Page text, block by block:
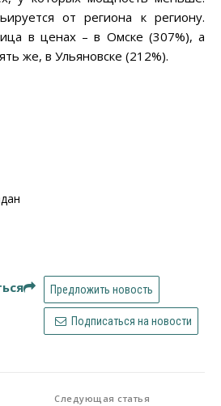
от региона к региону.
в ценах – в Омске (307%), а
же, в Ульяновске (212%).
Предложить новость
Подписаться на новости
Следующая статья